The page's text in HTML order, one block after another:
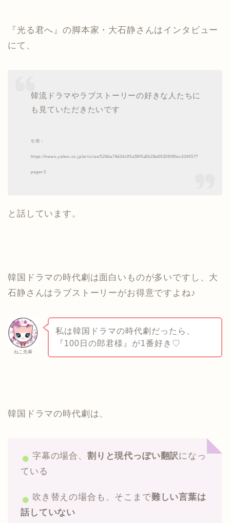
『光る君へ』の脚本家・大石静さんはインタビュー
にて、
韓流ドラマやラブストーリーの好きな人たちに
も見ていただきたいです
引用：
https://news.yahoo.co.jp/articles/526da76d34c05a59f5a5b28a663280f0ecd14657?
page=2
と話しています。
韓国ドラマの時代劇は面白いものが多いですし、大
石静さんはラブストーリーがお得意ですよね♪
ねこ先輩
私は韓国ドラマの時代劇だったら、
『100日の郎君様』が1番好き♡
韓国ドラマの時代劇は、
字幕の場合、 割りと現代っぽい翻訳になっ
ている
吹き替えの場合も、そこまで難しい言葉は
話していない